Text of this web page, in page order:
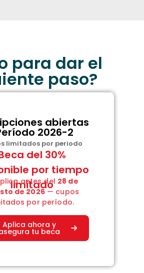
para dar el
paso?
abiertas
2026-2
limitados por periodo
del 30%
por tiempo
limitado
antes del 28 de
de 2026— cupos
por período.
Aplica ahora y
tu beca